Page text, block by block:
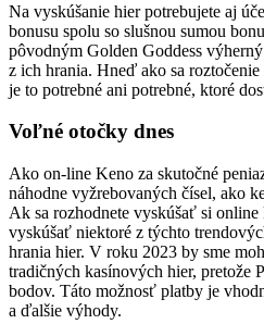
Na vyskúšanie hier potrebujete aj
bonusu spolu so slušnou sumou
pôvodným Golden Goddess
z ich hrania. Hneď ako sa
je to potrebné ani potrebné, ktoré
Voľné otočky dnes
Ako on-line Keno za skutočné
náhodne vyžrebovaných čísel, ako
Ak sa rozhodnete vyskúšať si online
vyskúšať niektoré z týchto
hrania hier. V roku 2023 by sme
tradičných kasínových hier, pretože
bodov. Táto možnosť platby je
a ďalšie výhody.